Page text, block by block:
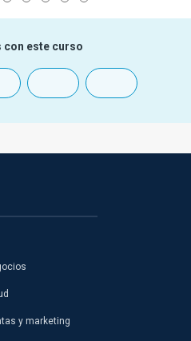
con este curso
y marketing